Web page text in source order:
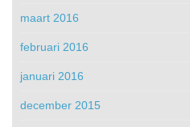
maart 2016
februari 2016
januari 2016
december 2015